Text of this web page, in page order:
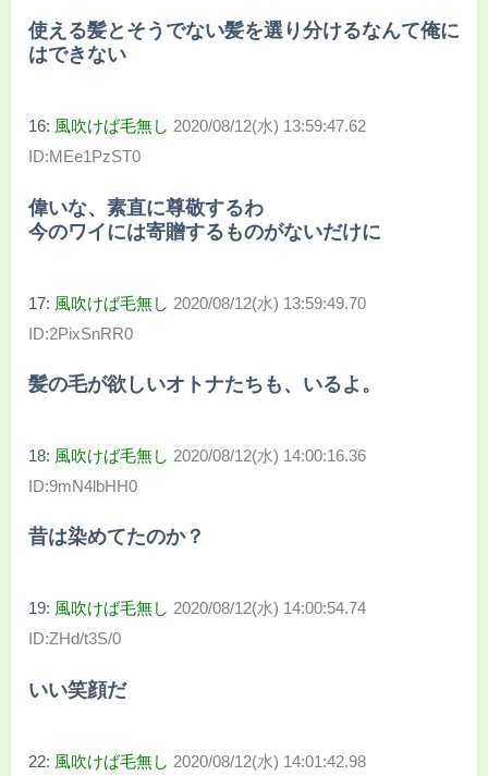
使える髪とそうでない髪を選り分けるなんて俺に
はできない
16: 風吹けば毛無し 2020/08/12(水) 13:59:47.62
ID:MEe1PzST0
偉いな、素直に尊敬するわ
今のワイには寄贈するものがないだけに
17: 風吹けば毛無し 2020/08/12(水) 13:59:49.70
ID:2PixSnRR0
髪の毛が欲しいオトナたちも、いるよ。
18: 風吹けば毛無し 2020/08/12(水) 14:00:16.36
ID:9mN4lbHH0
昔は染めてたのか？
19: 風吹けば毛無し 2020/08/12(水) 14:00:54.74
ID:ZHd/t3S/0
いい笑顔だ
22: 風吹けば毛無し 2020/08/12(水) 14:01:42.98